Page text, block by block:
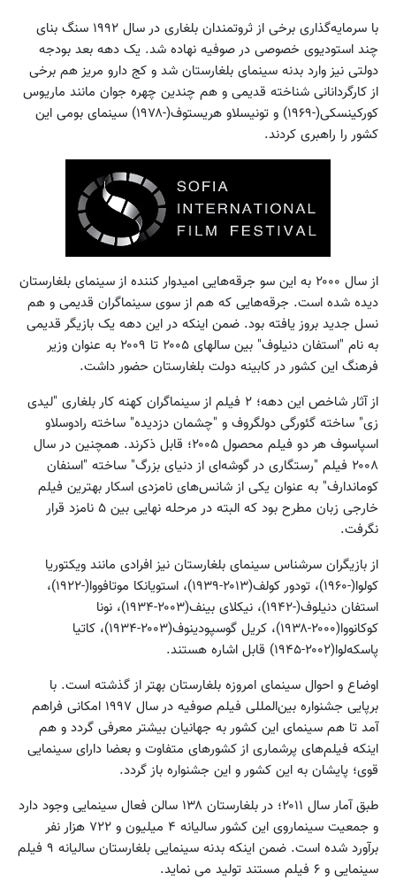
با سرمایه‌گذاری برخی از ثروتمندان بلغاری در سال ۱۹۹۲ سنگ بنای
چند استودیوی خصوصی در صوفیه نهاده شد. یک دهه بعد بودجه
دولتی نیز وارد بدنه سینمای بلغارستان شد و کج دارو مریز هم برخی
از کارگردانانی شناخته قدیمی و هم چندین چهره جوان مانند ماریوس
کورکینسکی(-۱۹۶۹) و تونیسلاو هریستوف(-۱۹۷۸) سینمای بومی این
کشور را راهبری کردند.
از سال ۲۰۰۰ به این سو جرقه‌هایی امیدوار کننده از سینمای بلغارستان
دیده شده است. جرقه‌هایی که هم از سوی سینماگران قدیمی و هم
نسل جدید بروز یافته بود. ضمن اینکه در این دهه یک بازیگر قدیمی
به نام "استفان دنیلوف" بین سالهای ۲۰۰۵ تا ۲۰۰۹ به عنوان وزیر
فرهنگ این کشور در کابینه دولت بلغارستان حضور داشت.
از آثار شاخص این دهه؛ ۲ فیلم از سینماگران کهنه کار بلغاری "لیدی
زی" ساخته گئورگی دولگروف و "چشمان دزدیده" ساخته رادوسلاو
اسپاسوف هر دو فیلم محصول ۲۰۰۵؛ قابل ذکرند. همچنین در سال
۲۰۰۸ فیلم "رستگاری در گوشه‌ای از دنیای بزرگ" ساخته "اسنفان
کوماندارف" به عنوان یکی از شانس‌های نامزدی اسکار بهترین فیلم
خارجی زبان مطرح بود که البته در مرحله نهایی بین ۵ نامزد قرار
نگرفت.
از بازیگران سرشناس سینمای بلغارستان نیز افرادی مانند ویکتوریا
کولوا(-۱۹۶۰)، تودور کولف(۲۰۱۳-۱۹۳۹)، استویانکا موتافووا(-۱۹۲۲)،
استفان دنیلوف(-۱۹۴۲)، نیکلای بینف(۲۰۰۳-۱۹۳۴)، نونا
کوکانووا(۲۰۰۰-۱۹۳۸)، کریل گوسپودینوف(۲۰۰۳-۱۹۳۴)، کاتیا
پاسکه‌لوا(۲۰۰۲-۱۹۴۵) قابل اشاره هستند.
اوضاع و احوال سینمای امروزه بلغارستان بهتر از گذشته است. با
برپایی جشنواره بین‌المللی فیلم صوفیه در سال ۱۹۹۷ امکانی فراهم
آمد تا هم سینمای این کشور به جهانیان بیشتر معرفی گردد و هم
اینکه فیلم‌های پرشماری از کشورهای متفاوت و بعضا دارای سینمایی
قوی؛ پایشان به این کشور و این جشنواره باز گردد.
طبق آمار سال ۲۰۱۱؛ در بلغارستان ۱۳۸ سالن فعال سینمایی وجود دارد
و جمعیت سینماروی این کشور سالیانه ۴ میلیون و ۷۲۲ هزار نفر
برآورد شده است. ضمن اینکه بدنه سینمایی بلغارستان سالیانه ۹ فیلم
سینمایی و ۶ فیلم مستند تولید می نماید.